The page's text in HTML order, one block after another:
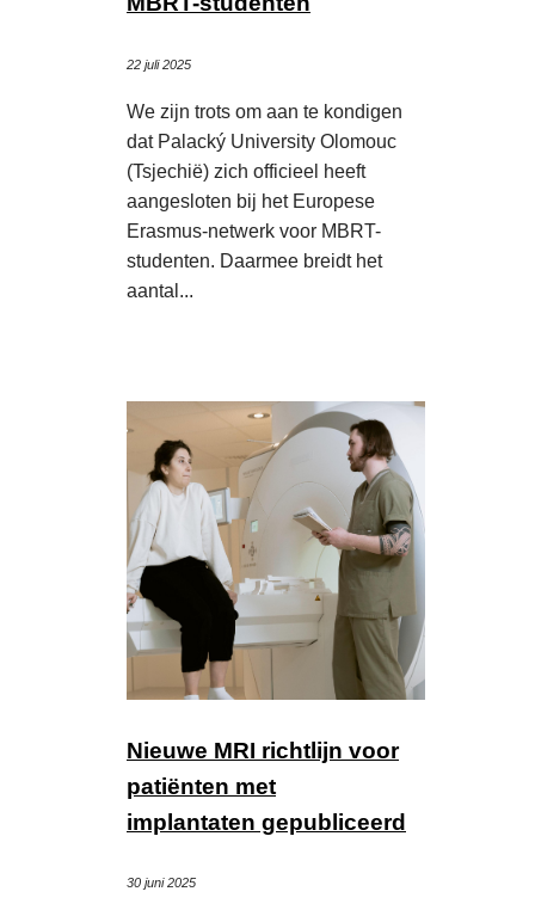
22 juli 2025
We zijn trots om aan te kondigen
dat Palacký University Olomouc
(Tsjechië) zich officieel heeft
aangesloten bij het Europese
Erasmus-netwerk voor MBRT-
studenten. Daarmee breidt het
aantal...
Nieuwe MRI richtlijn voor
patiënten met
implantaten gepubliceerd
30 juni 2025